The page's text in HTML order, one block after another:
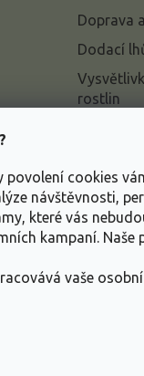
povolení cookies
návštěvnosti,
které vás
kampaní.
vaše
Doprava
Dodací
rostlin
údajů